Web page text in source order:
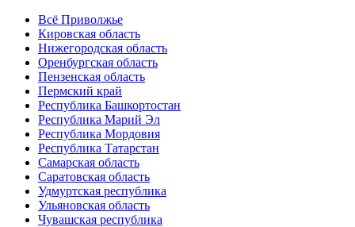
Всё Приволжье
Кировская область
Нижегородская область
Оренбургская область
Пензенская область
Пермский край
Республика Башкортостан
Республика Марий Эл
Республика Мордовия
Республика Татарстан
Самарская область
Саратовская область
Удмуртская республика
Ульяновская область
Чувашская республика